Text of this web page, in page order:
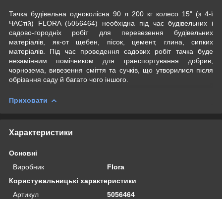
Тачка будівельна одноколісна 90 л 200 кг колесо 15" (з 4-ї
ЧАСтій) FLORA (5056464) необхідна під час будівельних і
садово-городніх робіт для перевезення будівельних
матеріалів, як-от щебен, пісок, цемент, глина, сипких
матеріалів. Під час проведення садових робіт тачка буде
незамінним помічником для транспортування добрив,
чорнозема, вивезення сміття та сучків, що утворилися після
обрізання саду й багато чого іншого.
Приховати
Характеристики
Основні
Виробник
Flora
Користувальницькі характеристики
Артикул
5056464